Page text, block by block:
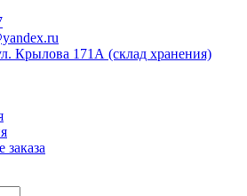
Крылова 171А (склад хранения)